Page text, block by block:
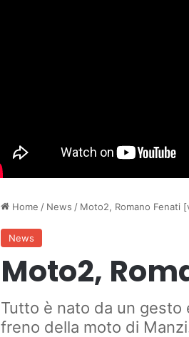
Home / News / Moto2, Romano Fenati
News
Moto2,
Tutto è nato da un gesto
freno della moto di